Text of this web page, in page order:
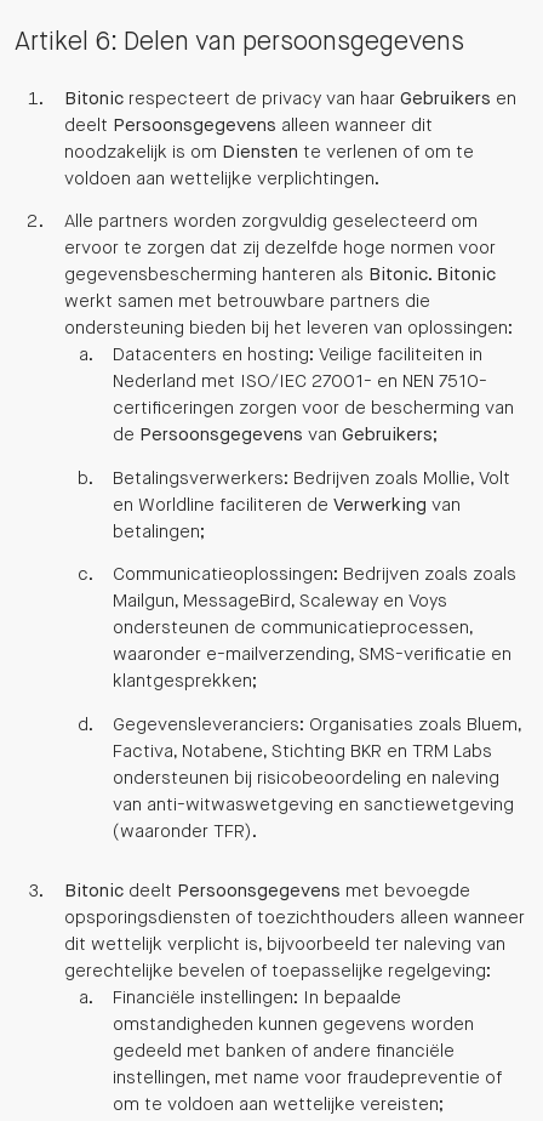
Artikel 6: Delen van persoonsgegevens
Bitonicrespecteert de privacy van haar Gebruikers en
deelt Persoonsgegevens alleen wanneer dit
noodzakelijk is om Diensten te verlenen of om te
voldoen aan wettelijke verplichtingen.
Alle partners worden zorgvuldig geselecteerd om
ervoor te zorgen dat zij dezelfde hoge normen voor
gegevensbescherming hanteren als Bitonic. Bitonic
werkt samen met betrouwbare partners die
ondersteuning bieden bij het leveren van oplossingen:
Datacenters en hosting: Veilige faciliteiten in
Nederland met ISO/IEC 27001- en NEN 7510-
certificeringen zorgen voor de bescherming van
de Persoonsgegevens van Gebruikers;
Betalingsverwerkers: Bedrijven zoals Mollie, Volt
en Worldline faciliteren de Verwerking van
betalingen;
Communicatieoplossingen: Bedrijven zoals zoals
Mailgun, MessageBird, Scaleway en Voys
ondersteunen de communicatieprocessen,
waaronder e-mailverzending, SMS-verificatie en
klantgesprekken;
Gegevensleveranciers: Organisaties zoals Bluem,
Factiva, Notabene, Stichting BKR en TRM Labs
ondersteunen bij risicobeoordeling en naleving
van anti-witwaswetgeving en sanctiewetgeving
(waaronder TFR).
Bitonicdeelt Persoonsgegevens met bevoegde
opsporingsdiensten of toezichthouders alleen wanneer
dit wettelijk verplicht is, bijvoorbeeld ter naleving van
gerechtelijke bevelen of toepasselijke regelgeving:
Financiële instellingen: In bepaalde
omstandigheden kunnen gegevens worden
gedeeld met banken of andere financiële
instellingen, met name voor fraudepreventie of
om te voldoen aan wettelijke vereisten;